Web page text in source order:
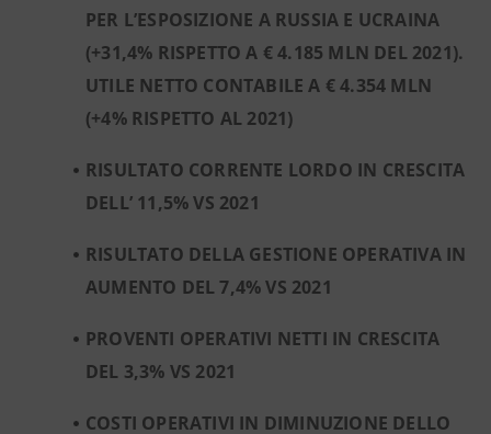
PER L’ESPOSIZIONE A RUSSIA E UCRAINA
(+31,4% RISPETTO A € 4.185 MLN DEL 2021).
UTILE NETTO CONTABILE A € 4.354 MLN
(+4% RISPETTO AL 2021)
RISULTATO CORRENTE LORDO IN CRESCITA
DELL’ 11,5% VS 2021
RISULTATO DELLA GESTIONE OPERATIVA IN
AUMENTO DEL 7,4% VS 2021
PROVENTI OPERATIVI NETTI IN CRESCITA
DEL 3,3% VS 2021
COSTI OPERATIVI IN DIMINUZIONE DELLO